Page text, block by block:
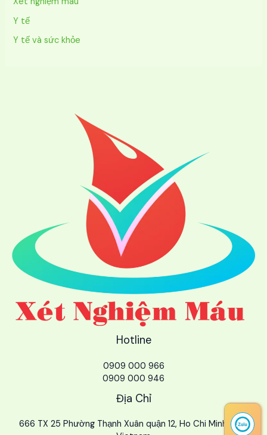
Y tế
Y tế và sức khỏe
Hotline
0909 000 966
0909 000 946
Địa Chỉ
666 TX 25 Phường Thạnh Xuân quận 12, Ho Chi Minh City,